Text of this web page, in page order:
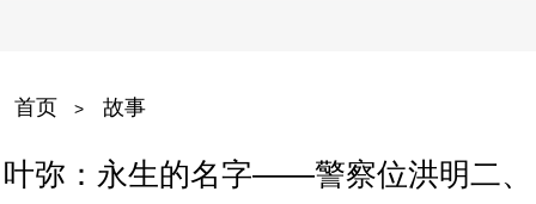
首页 > 故事
叶弥：永生的名字——警察位洪明二、